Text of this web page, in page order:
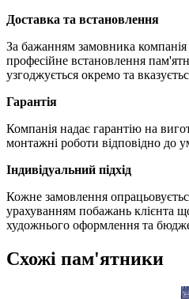
Доставка та встановлення
За бажанням замовника компанія
професійне встановлення
узгоджується окремо та
Гарантія
Компанія надає гарантію на
монтажні роботи відповідно до
Індивідуальний підхід
Кожне замовлення
урахуванням побажань клієнта
художнього оформлення та
Схожі пам'ятники